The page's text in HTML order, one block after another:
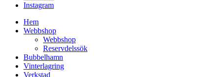
Instagram
Hem
Webbshop
Webbshop
Reservdelssök
Bubbelhamn
Vinterlagring
Verkstad